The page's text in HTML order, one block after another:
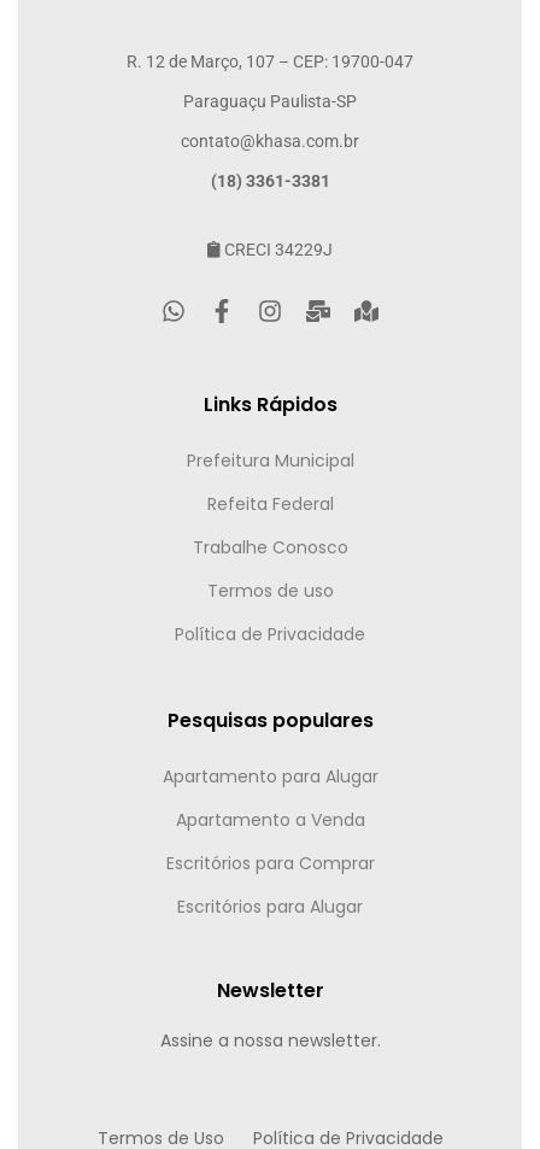
R. 12 de Março, 107 – CEP: 19700-047
Paraguaçu Paulista-SP
contato@khasa.com.br
(18) 3361-3381
CRECI 34229J
Links Rápidos
Prefeitura Municipal
Refeita Federal
Trabalhe Conosco
Termos de uso
Política de Privacidade
Pesquisas populares
Apartamento para Alugar
Apartamento a Venda
Escritórios para Comprar
Escritórios para Alugar
Newsletter
Assine a nossa newsletter.
Termos de Uso Política de Privacidade